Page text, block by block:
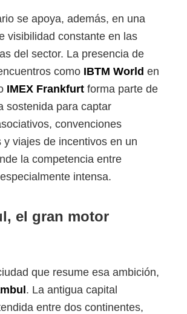
se apoya, además, en una
visibilidad constante en las
del sector. La presencia de
como IBTM World en
IMEX Frankfurt forma parte de
sostenida para captar
convenciones
y viajes de incentivos en un
la competencia entre
intensa.
, el gran motor
que resume esa ambición,
. La antigua capital
entre dos continentes,